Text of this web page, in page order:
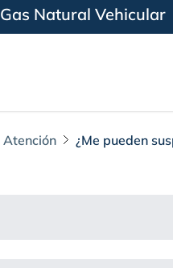
Gas Natural Vehicular
Atención ¿Me pueden